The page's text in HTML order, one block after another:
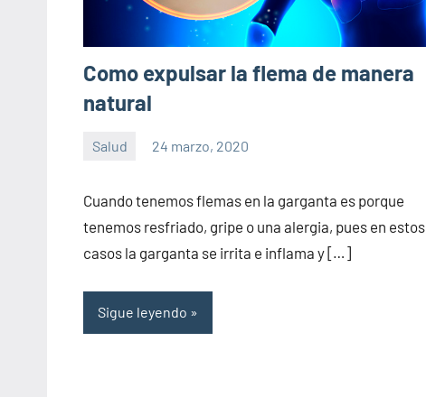
Como expulsar la flema de manera
natural
Salud 24 marzo, 2020
la
salud
comentarios
Cuando tenemos flemas en la garganta es porque
tenemos resfriado, gripe o una alergia, pues en estos
casos la garganta se irrita e inflama y […]
Sigue leyendo